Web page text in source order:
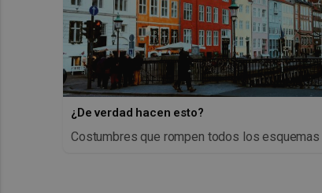
¿De verdad hacen esto?
Costumbres que rompen todos los esquemas